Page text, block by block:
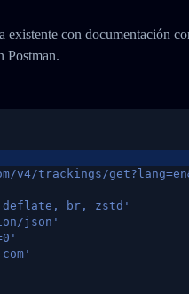
existente con documentación
Postman.
trackings/
deflate, br, zstd'
json'